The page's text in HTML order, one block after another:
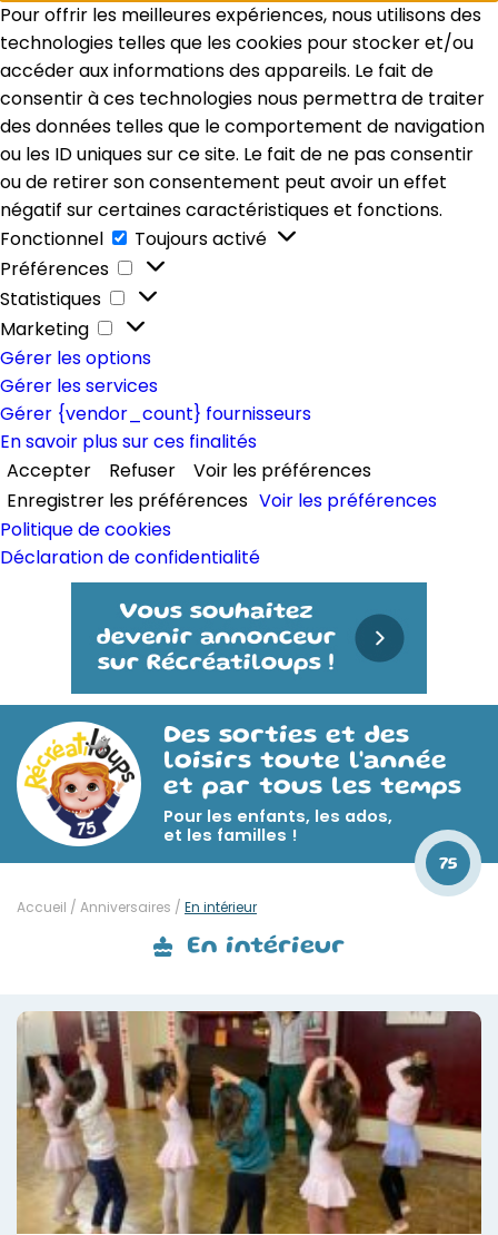
Pour offrir les meilleures expériences, nous utilisons des
technologies telles que les cookies pour stocker et/ou
accéder aux informations des appareils. Le fait de
consentir à ces technologies nous permettra de traiter
des données telles que le comportement de navigation
ou les ID uniques sur ce site. Le fait de ne pas consentir
ou de retirer son consentement peut avoir un effet
négatif sur certaines caractéristiques et fonctions.
Fonctionnel
Fonctionnel
Toujours activé
Préférences
Préférences
Statistiques
Statistiques
Marketing
Marketing
Gérer les options
Gérer les services
Gérer {vendor_count} fournisseurs
En savoir plus sur ces finalités
Accepter
Refuser
Voir les préférences
Enregistrer les préférences Voir les préférences
Politique de cookies
Déclaration de confidentialité
Des sorties et des
loisirs toute l'année
et par tous les temps
Pour les enfants, les ados,
et les familles !
75
En intérieur
Accueil / Anniversaires / En intérieur